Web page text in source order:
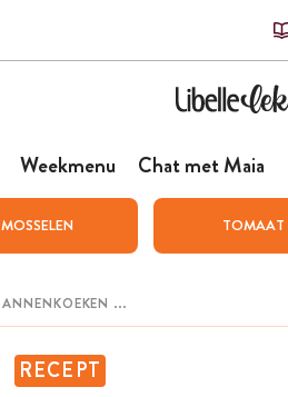
Weekmenu Chat met Maia
MOSSELEN TOMAAT
RECEPT